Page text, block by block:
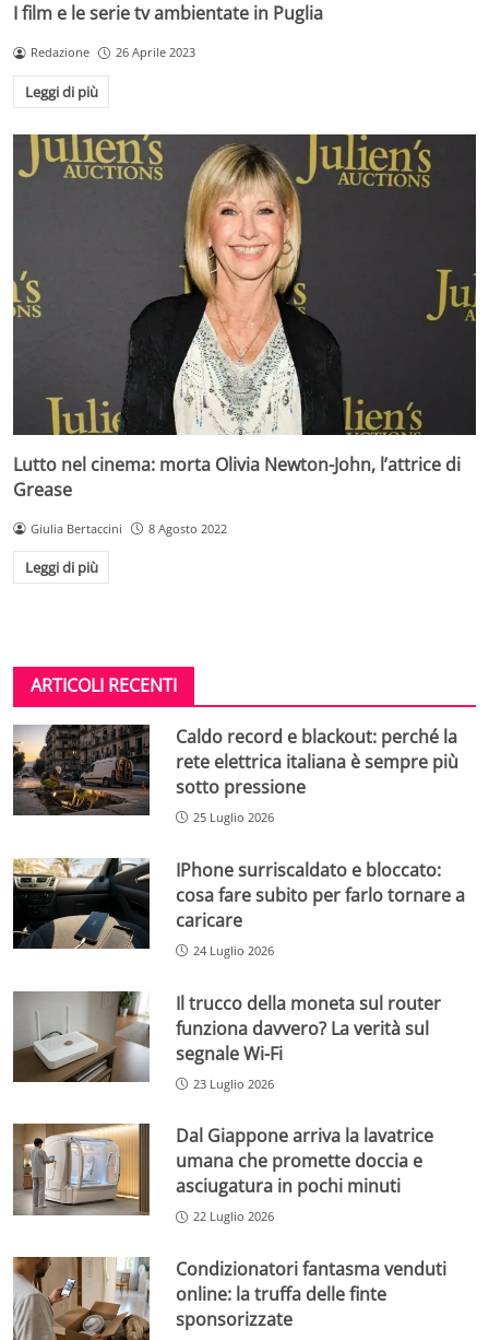
I film e le serie tv ambientate in Puglia
Redazione 26 Aprile 2023
Leggi di più
Lutto nel cinema: morta Olivia Newton-John, l’attrice di
Grease
Giulia Bertaccini 8 Agosto 2022
Leggi di più
ARTICOLI RECENTI
Caldo record e blackout: perché la
rete elettrica italiana è sempre più
sotto pressione
25 Luglio 2026
IPhone surriscaldato e bloccato:
cosa fare subito per farlo tornare a
caricare
24 Luglio 2026
Il trucco della moneta sul router
funziona davvero? La verità sul
segnale Wi-Fi
23 Luglio 2026
Dal Giappone arriva la lavatrice
umana che promette doccia e
asciugatura in pochi minuti
22 Luglio 2026
Condizionatori fantasma venduti
online: la truffa delle finte
sponsorizzate